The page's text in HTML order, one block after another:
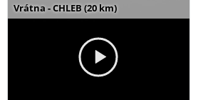
Vrátna - CHLEB (20 km)